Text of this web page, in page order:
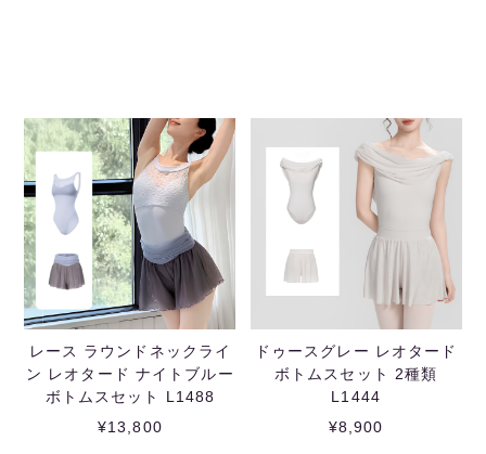
レース ラウンドネックライ
ン レオタード ナイトブルー
ボトムスセット L1488
¥13,800
ドゥースグレー レオタード
ボトムスセット 2種類
L1444
¥8,900